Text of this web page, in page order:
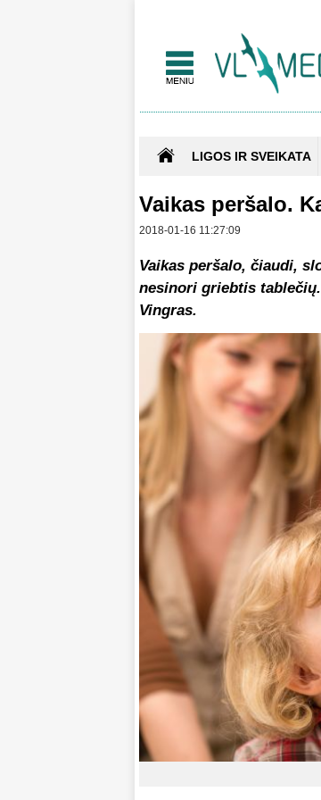
LIGOS IR SVEIKATA
Vaikas peršalo.
2018-01-16 11:27:09
Vaikas peršalo, čiaudi,
nesinori griebtis
Vingras.